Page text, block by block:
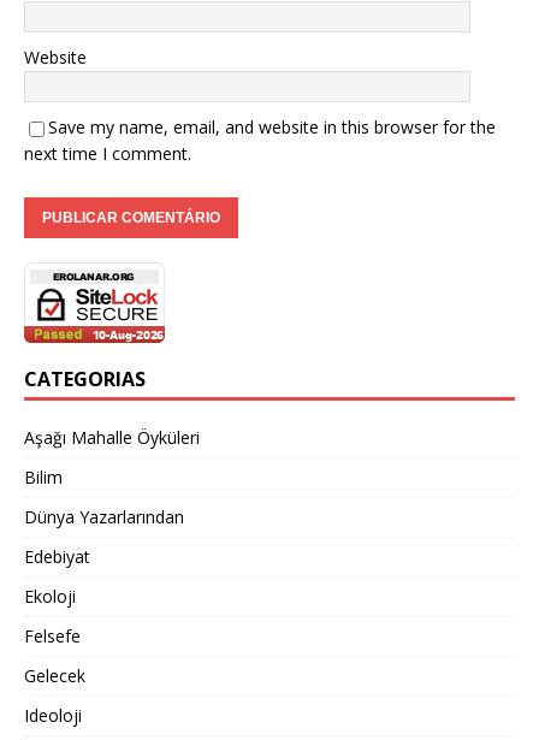
Website
Save my name, email, and website in this browser for the
next time I comment.
CATEGORIAS
Aşağı Mahalle Öyküleri
Bilim
Dünya Yazarlarından
Edebiyat
Ekoloji
Felsefe
Gelecek
Ideoloji